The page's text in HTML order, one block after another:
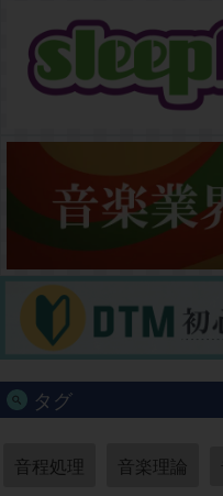
タグ
音程処理 音楽理論